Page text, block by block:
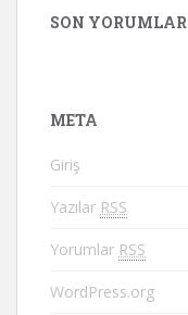
SON YORUMLAR
META
Giriş
Yazılar RSS
Yorumlar RSS
WordPress.org